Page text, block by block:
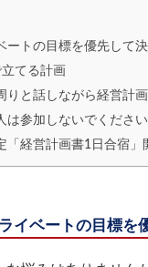
ートの目標を優先して
てる計画
りと話しながら経営計
は参加しないでください
「経営計画書1日合宿」
イベートの目標を